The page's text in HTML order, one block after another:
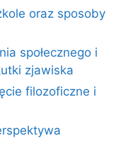
oraz sposoby
społecznego i
zjawiska
filozoficzne i